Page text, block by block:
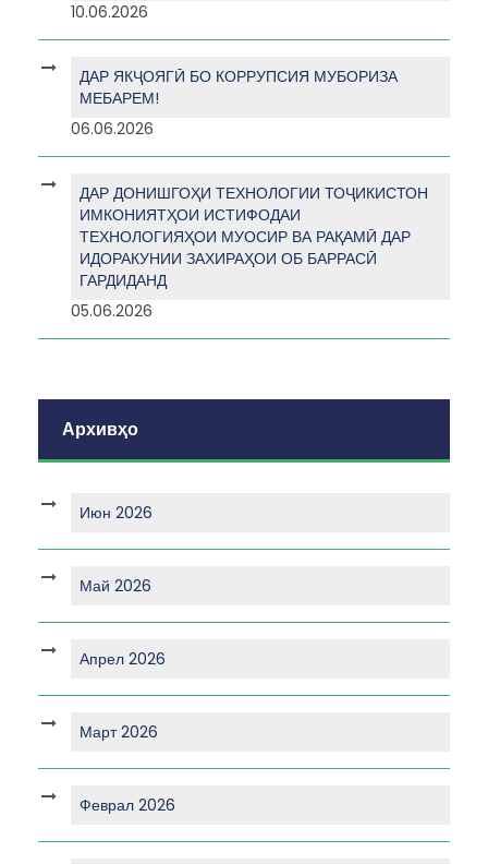
10.06.2026
ДАР ЯКҶОЯГӢ БО КОРРУПСИЯ МУБОРИЗА
МЕБАРЕМ!
06.06.2026
ДАР ДОНИШГОҲИ ТЕХНОЛОГИИ ТОҶИКИСТОН
ИМКОНИЯТҲОИ ИСТИФОДАИ
ТЕХНОЛОГИЯҲОИ МУОСИР ВА РАҚАМӢ ДАР
ИДОРАКУНИИ ЗАХИРАҲОИ ОБ БАРРАСӢ
ГАРДИДАНД
05.06.2026
Архивҳо
Июн 2026
Май 2026
Апрел 2026
Март 2026
Феврал 2026